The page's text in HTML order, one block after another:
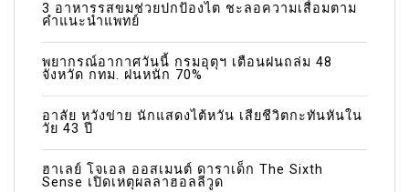
3 อาหารรสขมช่วยปกป้องไต ชะลอความเสื่อมตาม
คำแนะนำแพทย์
พยากรณ์อากาศวันนี้ กรมอุตุฯ เตือนฝนถล่ม 48
จังหวัด กทม. ฝนหนัก 70%
อาลัย หวังข่าย นักแสดงไต้หวัน เสียชีวิตกะทันหันใน
วัย 43 ปี
ฮาเลย์ โจเอล ออสเมนต์ ดาราเด็ก The Sixth
Sense เปิดเหตุผลลาฮอลลีวูด